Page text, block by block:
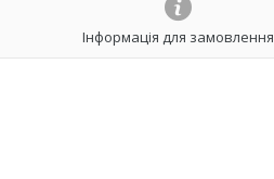
Інформація для замовлення